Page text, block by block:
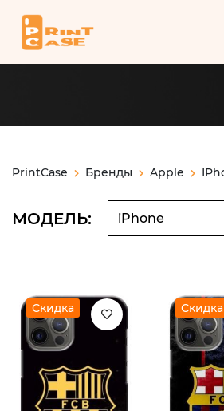
PrintCase Бренды Apple
МОДЕЛЬ:
Скидка Скидка